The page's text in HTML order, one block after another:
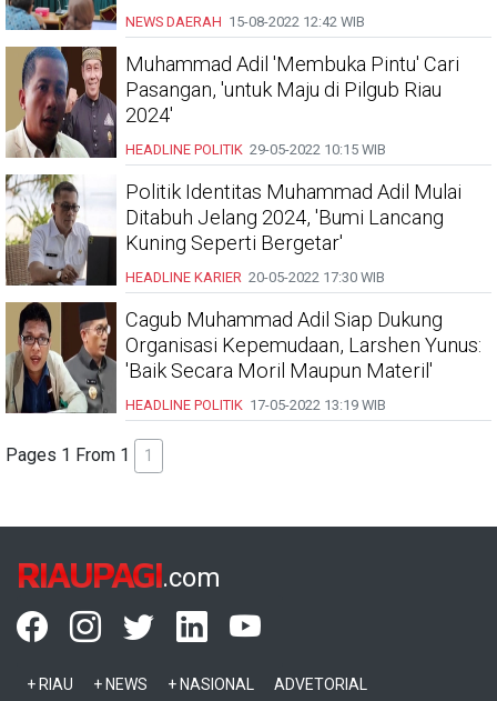
NEWS DAERAH 15-08-2022 12:42 WIB
Muhammad Adil 'Membuka Pintu' Cari
Pasangan, 'untuk Maju di Pilgub Riau
2024'
HEADLINE POLITIK 29-05-2022 10:15 WIB
Politik Identitas Muhammad Adil Mulai
Ditabuh Jelang 2024, 'Bumi Lancang
Kuning Seperti Bergetar'
HEADLINE KARIER 20-05-2022 17:30 WIB
Cagub Muhammad Adil Siap Dukung
Organisasi Kepemudaan, Larshen Yunus:
'Baik Secara Moril Maupun Materil'
HEADLINE POLITIK 17-05-2022 13:19 WIB
Pages 1 From 1 1
RIAUPAGI.com
+ RIAU + NEWS + NASIONAL
ADVETORIAL